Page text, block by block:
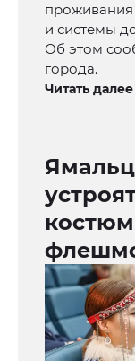
проживания
и системы
Об этом
города.
Читать далее